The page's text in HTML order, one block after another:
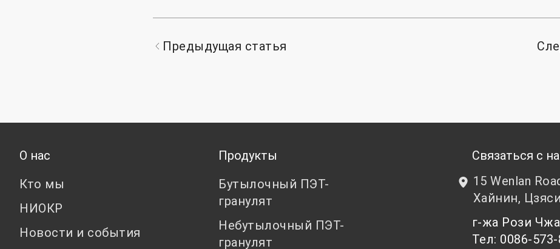
Предыдущая статья
О нас
Кто мы
НИОКР
Новости и события
Продукты
Бутылочный ПЭТ-
гранулят
Небутылочный ПЭТ-
гранулят
Связаться с
15 Wenlan
Хайнин,
г-жа Рози
Тел: 0086-